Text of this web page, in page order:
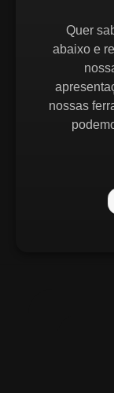
Quer
abaixo e
nossas